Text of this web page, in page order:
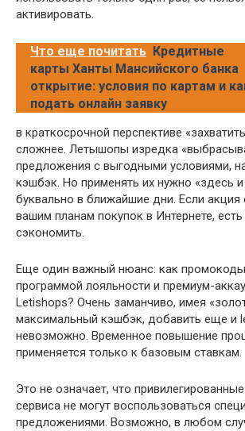
активировать.
Что еще почитать Кредитные
карты Ханты Мансийского банка
открытие: условия по картам и
подать онлайн заявку
в краткосрочной перспективе
сложнее. Летышопы изредка
предложения с выгодными условиями,
кэшбэк. Но применять их нужно «здесь и
буквально в ближайшие дни. Если акция
вашим планам покупок в Интернете,
сэкономить.
Еще один важный нюанс: как
программой лояльности и премиум-
Letishops? Очень заманчиво, имея
максимальный кэшбэк, добавить еще и
невозможно. Временное повышение
применяется только к базовым ставкам.
Это не означает, что
сервиса не могут воспользоваться
предложениями. Возможно, в любом